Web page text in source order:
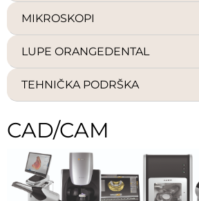
MIKROSKOPI
LUPE ORANGEDENTAL
TEHNIČKA PODRŠKA
CAD/CAM